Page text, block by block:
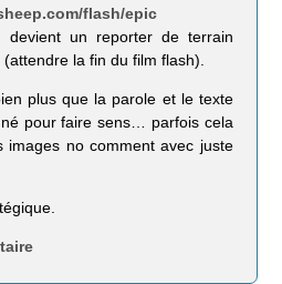
flash/epic
devient un reporter de terrain
la fin du film flash).
plus que la parole et le texte
pour faire sens… parfois cela
images no comment avec juste